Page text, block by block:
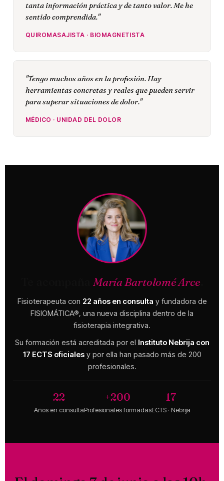
tanta información práctica y de tanto valor. Me he
sentido comprendida."
QUIROMASAJISTA · BIOMAGNETISTA
"Tengo muchos años en la profesión. Hay
herramientas concretas y reales que pueden servir
para superar situaciones de dolor."
MÉDICO · UNIDAD DEL DOLOR
María Bartolomé Arce
Fisioterapeuta con 22 años en consulta y fundadora de
FISIOMÁTICA®, una nueva disciplina dentro de la
fisioterapia integrativa.
Su formación está acreditada por el Instituto Nebrija con
17 ECTS oficialesy por ella han pasado más de 200
profesionales.
22
Años en consulta
+200
Profesionales formadas
17
ECTS · Nebrija